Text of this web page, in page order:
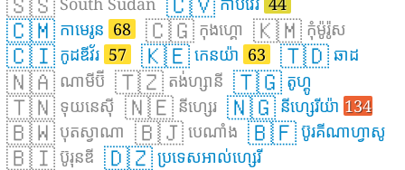
🇨🇲 កាមេរូន 68 🇨🇬 កុងហ្គោ 🇰🇲 កុំម៉ូរ៉ូស
🇨🇮 កូដឌីវ័រ 57 🇰🇪 កេនយ៉ា 63 🇹🇩 ឆាដ
🇳🇦 ណាមីប៊ី 🇹🇿 តង់ហ្សានី 🇹🇬 តូហ្គូ
🇹🇳 ទុយនេស៊ី 🇳🇪 នីហ្សេរ 🇳🇬 នីហ្សេរីយ៉ា 134
🇧🇼 បុតស្វាណា 🇧🇯 បេណាំង 🇧🇫 ប៊ូរគីណាហ្វាសូ
🇧🇮 ប៊ូរុនឌី 🇩🇿 ប្រទេសអាល់ហ្សេរី